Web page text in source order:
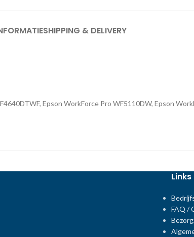
SHIPPING & DELIVERY
Epson WorkForce Pro WF5110DW, Epson
Links
FAQ /